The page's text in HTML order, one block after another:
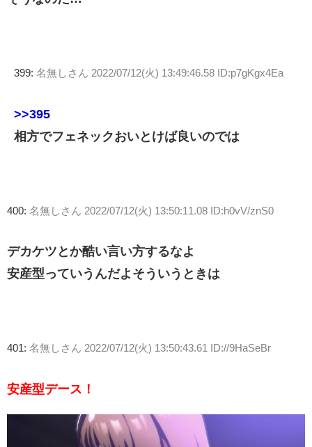
399: 名無しさん 2022/07/12(火) 13:49:46.58 ID:p7gKgx4Ea
>>395
相方でフェネックおいとけば良いのでは
400: 名無しさん 2022/07/12(火) 13:50:11.08 ID:h0vV/znS0
デカケツとか酷い言い方するなよ
安産型っていうんだよそういうときは
401: 名無しさん 2022/07/12(火) 13:50:43.61 ID://9HaSeBr
安産型デース！